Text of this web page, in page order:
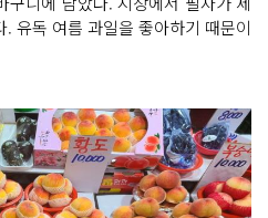
유독 여름 과일을 좋아하기 때문이